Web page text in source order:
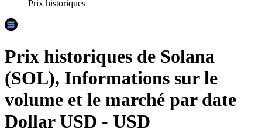
Prix historiques
Prix historiques de Solana
(SOL), Informations sur le
volume et le marché par date
Dollar USD - USD